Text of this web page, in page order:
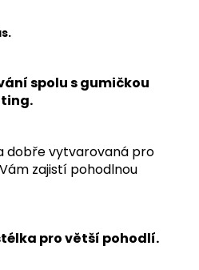
spolu s gumičkou
dobře vytvarovaná pro
zajistí pohodlnou
pro větší pohodlí.